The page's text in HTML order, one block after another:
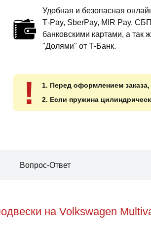
Удобная и безопасная
T‑Pay, SberPay, MIR Pay,
банковскими картами, а так
"Долями" от Т-Банк.
!
1. Перед оформлением
2. Если пружина
Вопрос-Ответ
на Volkswagen